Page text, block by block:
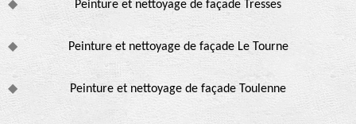
Peinture et nettoyage de façade Tresses
Peinture et nettoyage de façade Le Tourne
Peinture et nettoyage de façade Toulenne